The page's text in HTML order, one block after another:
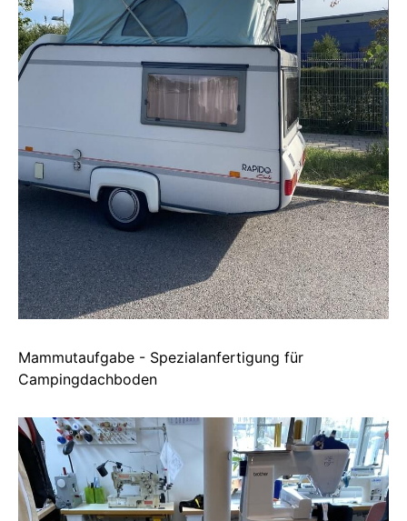
Mammutaufgabe - Spezialanfertigung für
Campingdachboden